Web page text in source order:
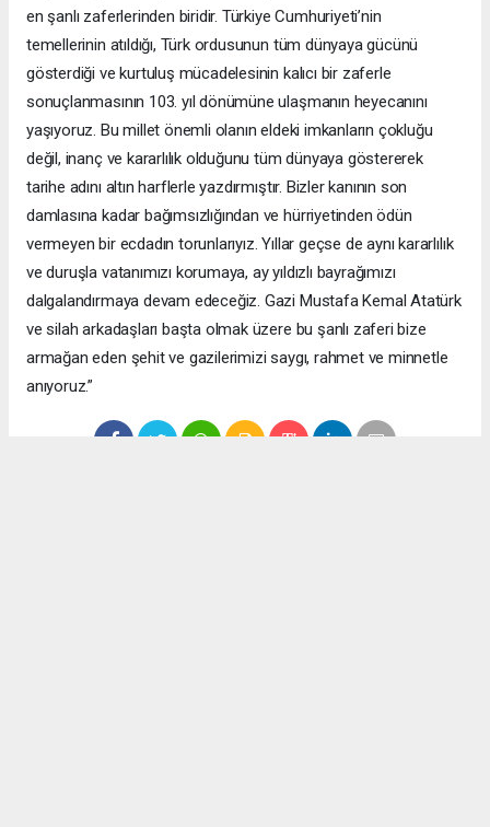
en şanlı zaferlerinden biridir. Türkiye Cumhuriyeti’nin
temellerinin atıldığı, Türk ordusunun tüm dünyaya gücünü
gösterdiği ve kurtuluş mücadelesinin kalıcı bir zaferle
sonuçlanmasının 103. yıl dönümüne ulaşmanın heyecanını
yaşıyoruz. Bu millet önemli olanın eldeki imkanların çokluğu
değil, inanç ve kararlılık olduğunu tüm dünyaya göstererek
tarihe adını altın harflerle yazdırmıştır. Bizler kanının son
damlasına kadar bağımsızlığından ve hürriyetinden ödün
vermeyen bir ecdadın torunlarıyız. Yıllar geçse de aynı kararlılık
ve duruşla vatanımızı korumaya, ay yıldızlı bayrağımızı
dalgalandırmaya devam edeceğiz. Gazi Mustafa Kemal Atatürk
ve silah arkadaşları başta olmak üzere bu şanlı zaferi bize
armağan eden şehit ve gazilerimizi saygı, rahmet ve minnetle
anıyoruz.”